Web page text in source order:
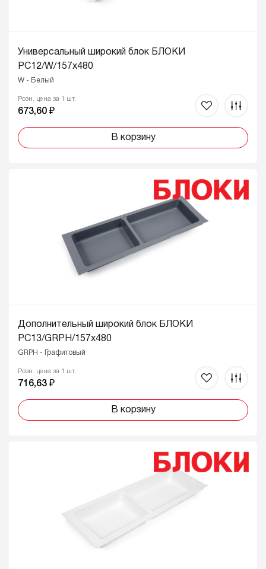
Универсальный широкий блок БЛОКИ
PC12/W/157x480
W - Белый
Розн. цена за 1 шт.
673,60 ₽
В корзину
Дополнительный широкий блок БЛОКИ
PC13/GRPH/157x480
GRPH - Графитовый
Розн. цена за 1 шт.
716,63 ₽
В корзину